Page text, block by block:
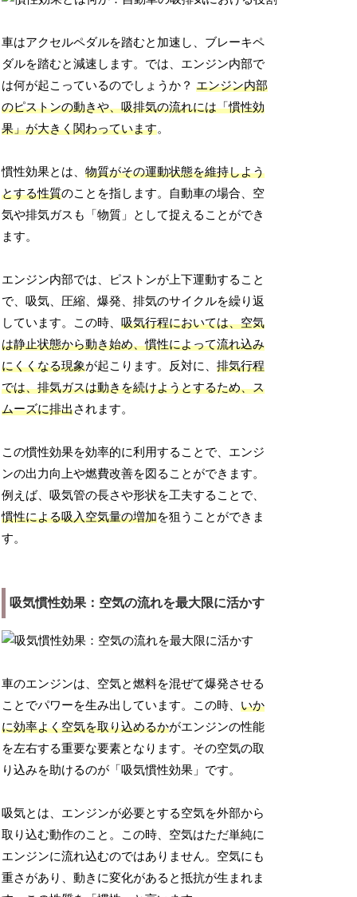
車はアクセルペダルを踏むと加速し、ブレーキペ
ダルを踏むと減速します。では、エンジン内部で
は何が起こっているのでしょうか？エンジン内部
のピストンの動きや、吸排気の流れには「慣性効
果」が大きく関わっています。
慣性効果とは、物質がその運動状態を維持しよう
とする性質のことを指します。自動車の場合、空
気や排気ガスも「物質」として捉えることができ
ます。
エンジン内部では、ピストンが上下運動すること
で、吸気、圧縮、爆発、排気のサイクルを繰り返
しています。この時、吸気行程においては、空気
は静止状態から動き始め、慣性によって流れ込み
にくくなる現象が起こります。反対に、排気行程
では、排気ガスは動きを続けようとするため、ス
ムーズに排出されます。
この慣性効果を効率的に利用することで、エンジ
ンの出力向上や燃費改善を図ることができます。
例えば、吸気管の長さや形状を工夫することで、
慣性による吸入空気量の増加を狙うことができま
す。
吸気慣性効果：空気の流れを最大限に活かす
車のエンジンは、空気と燃料を混ぜて爆発させる
ことでパワーを生み出しています。この時、いか
に効率よく空気を取り込めるかがエンジンの性能
を左右する重要な要素となります。その空気の取
り込みを助けるのが「吸気慣性効果」です。
吸気とは、エンジンが必要とする空気を外部から
取り込む動作のこと。この時、空気はただ単純に
エンジンに流れ込むのではありません。空気にも
重さがあり、動きに変化があると抵抗が生まれま